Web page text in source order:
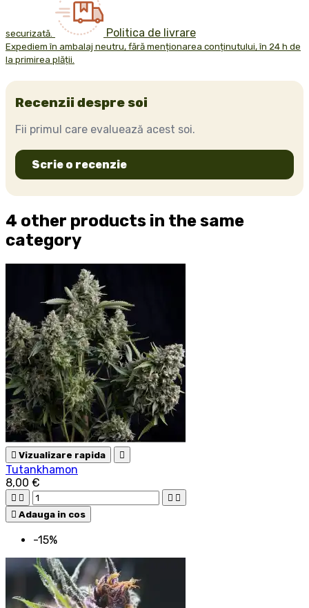
securizată. Politica de livrare
Expediem în ambalaj neutru, fără menționarea conținutului, în 24 h de
la primirea plății.
Recenzii despre soi
Fii primul care evaluează acest soi.
Scrie o recenzie
4 other products in the same
category
 Vizualizare rapida 
Tutankhamon
8,00 €
   
 Adauga in cos
-15%